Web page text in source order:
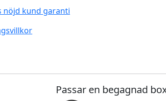
nöjd kund garanti
Passar en begagnad